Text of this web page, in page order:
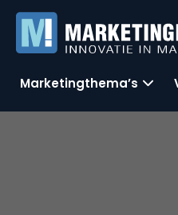
Marketingthema’s